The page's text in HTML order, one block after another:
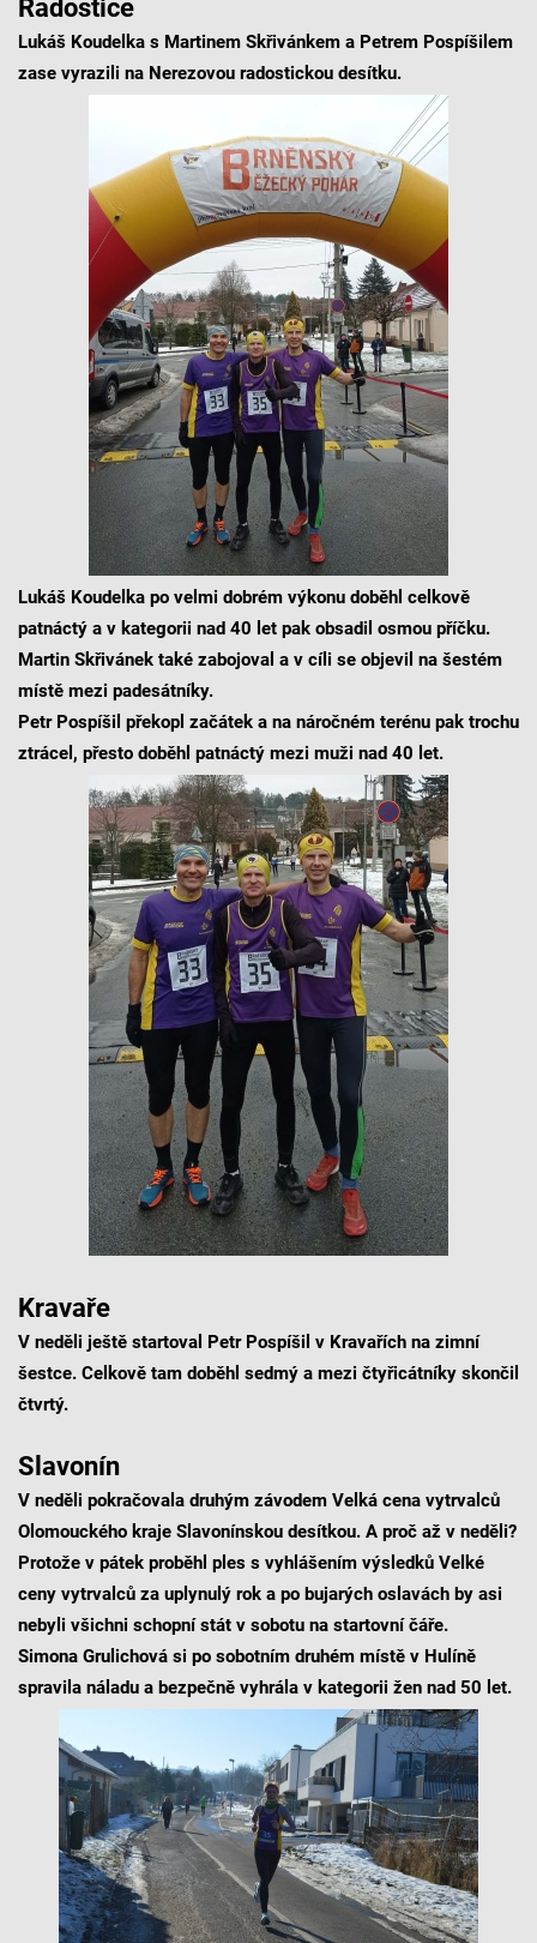
Radostice
Lukáš Koudelka s Martinem Skřivánkem a Petrem Pospíšilem
zase vyrazili na Nerezovou radostickou desítku.
Lukáš Koudelka po velmi dobrém výkonu doběhl celkově
patnáctý a v kategorii nad 40 let pak obsadil osmou příčku.
Martin Skřivánek také zabojoval a v cíli se objevil na šestém
místě mezi padesátníky.
Petr Pospíšil překopl začátek a na náročném terénu pak trochu
ztrácel, přesto doběhl patnáctý mezi muži nad 40 let.
Kravaře
V neděli ještě startoval Petr Pospíšil v Kravařích na zimní
šestce. Celkově tam doběhl sedmý a mezi čtyřicátníky skončil
čtvrtý.
Slavonín
V neděli pokračovala druhým závodem Velká cena vytrvalců
Olomouckého kraje Slavonínskou desítkou. A proč až v neděli?
Protože v pátek proběhl ples s vyhlášením výsledků Velké
ceny vytrvalců za uplynulý rok a po bujarých oslavách by asi
nebyli všichni schopní stát v sobotu na startovní čáře.
Simona Grulichová si po sobotním druhém místě v Hulíně
spravila náladu a bezpečně vyhrála v kategorii žen nad 50 let.